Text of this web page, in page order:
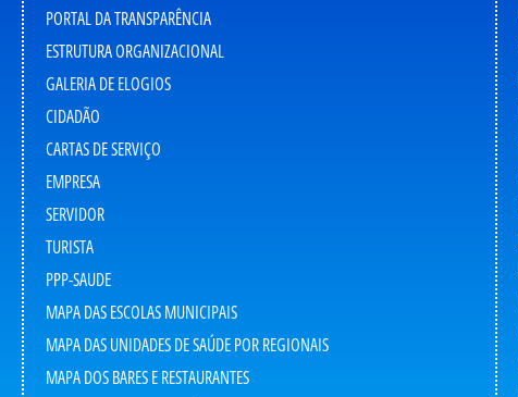
PORTAL DA TRANSPARÊNCIA
ESTRUTURA ORGANIZACIONAL
GALERIA DE ELOGIOS
CIDADÃO
CARTAS DE SERVIÇO
EMPRESA
SERVIDOR
TURISTA
PPP-SAUDE
MAPA DAS ESCOLAS MUNICIPAIS
MAPA DAS UNIDADES DE SAÚDE POR REGIONAIS
MAPA DOS BARES E RESTAURANTES